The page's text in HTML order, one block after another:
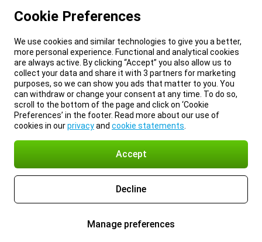
Cookie Preferences
We use cookies and similar technologies to give you a better,
more personal experience. Functional and analytical cookies
are always active. By clicking “Accept” you also allow us to
collect your data and share it with 3 partners for marketing
purposes, so we can show you ads that matter to you. You
can withdraw or change your consent at any time. To do so,
scroll to the bottom of the page and click on ‘Cookie
Preferences’ in the footer. Read more about our use of
cookies in ourprivacyand cookie statements
Accept
Decline
Manage preferences